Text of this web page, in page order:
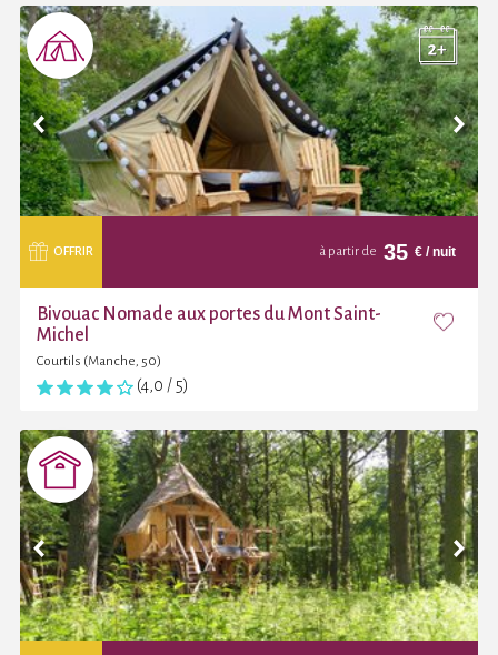
OFFRIR à partir de 35 € / nuit
Bivouac Nomade aux portes du Mont Saint-
Michel
Courtils (Manche, 50)
(4,0 / 5)